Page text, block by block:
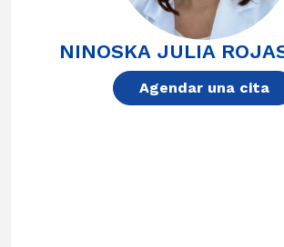
NINOSKA JULIA
Agendar una cita